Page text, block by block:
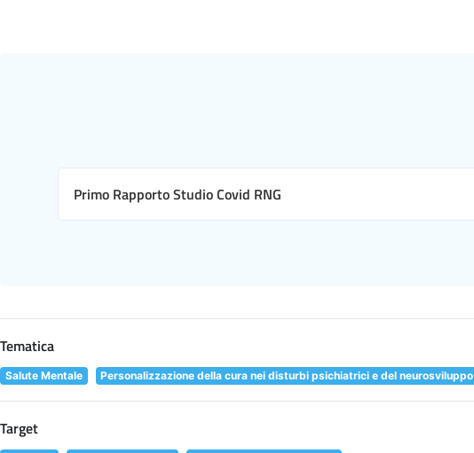
Primo Rapporto Studio Covid RNG
Tematica
Salute Mentale Personalizzazione della cura nei disturbi psichiatrici e del neurosviluppo
Target